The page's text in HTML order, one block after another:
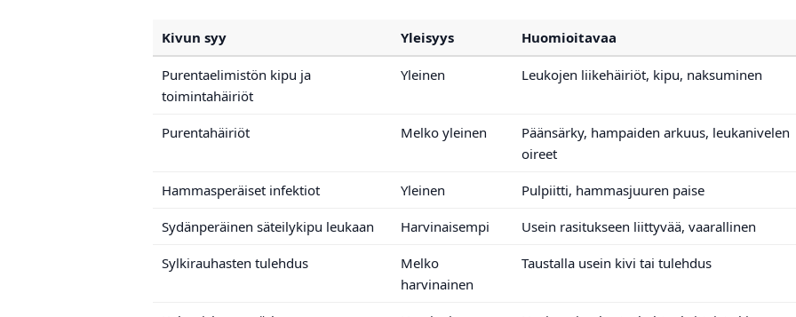
Kivun syy Yleisyys Huomioitavaa
Purentaelimistön kipu ja
toimintahäiriöt
Yleinen Leukojen liikehäiriöt, kipu, naksuminen
Purentahäiriöt Melko yleinen
Päänsärky, hampaiden arkuus, leukanivelen
oireet
Hammasperäiset infektiot Yleinen Pulpiitti, hammasjuuren paise
Sydänperäinen säteilykipu leukaan Harvinaisempi Usein rasitukseen liittyvää, vaarallinen
Sylkirauhasten tulehdus
Melko
harvinainen
Taustalla usein kivi tai tulehdus